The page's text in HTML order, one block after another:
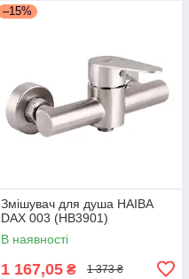
–15%
Змішувач для душа HAIBA
DAX 003 (HB3901)
В наявності
1 167,05 ₴ 1 373 ₴